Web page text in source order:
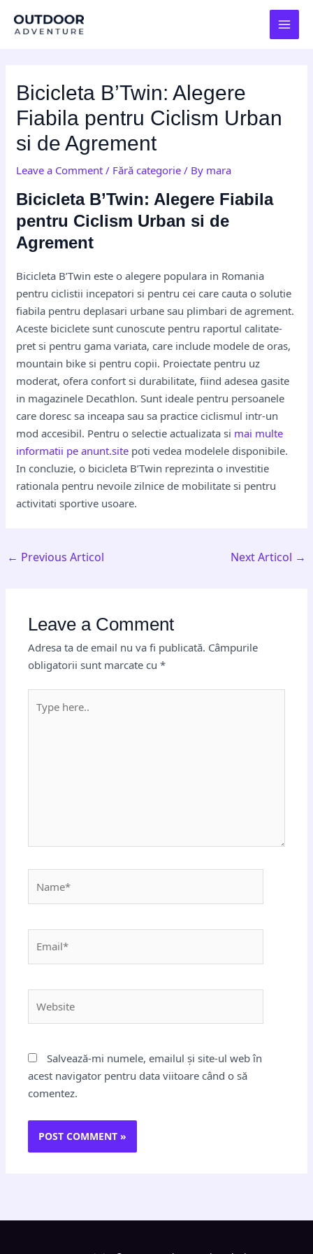
Bicicleta B’Twin: Alegere
Fiabila pentru Ciclism Urban
si de Agrement
Leave a Comment / Fără categorie / By mara
Bicicleta B’Twin: Alegere Fiabila
pentru Ciclism Urban si de
Agrement
Bicicleta B’Twin este o alegere populara in Romania
pentru ciclistii incepatori si pentru cei care cauta o solutie
fiabila pentru deplasari urbane sau plimbari de agrement.
Aceste biciclete sunt cunoscute pentru raportul calitate-
pret si pentru gama variata, care include modele de oras,
mountain bike si pentru copii. Proiectate pentru uz
moderat, ofera confort si durabilitate, fiind adesea gasite
in magazinele Decathlon. Sunt ideale pentru persoanele
care doresc sa inceapa sau sa practice ciclismul intr-un
mod accesibil. Pentru o selectie actualizata si mai multe
informatii pe anunt.site poti vedea modelele disponibile.
In concluzie, o bicicleta B’Twin reprezinta o investitie
rationala pentru nevoile zilnice de mobilitate si pentru
activitati sportive usoare.
navigation
← Previous Articol Next Articol →
Leave a Comment
Adresa ta de email nu va fi publicată. Câmpurile
obligatorii sunt marcate cu*
here..
Salvează-mi numele, emailul și site-ul web în
acest navigator pentru data viitoare când o să
comentez.